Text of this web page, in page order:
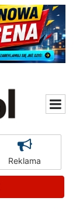
Reklama